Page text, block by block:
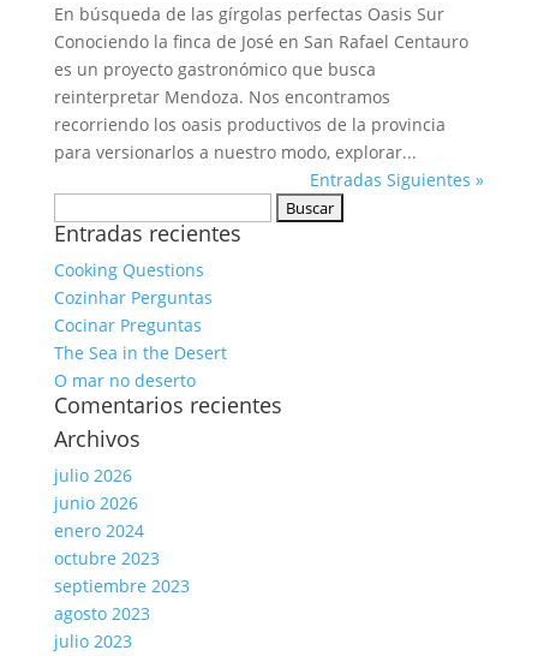
En búsqueda de las gírgolas perfectas Oasis Sur
Conociendo la finca de José en San Rafael Centauro
es un proyecto gastronómico que busca
reinterpretar Mendoza. Nos encontramos
recorriendo los oasis productivos de la provincia
para versionarlos a nuestro modo, explorar...
Entradas Siguientes »
Entradas recientes
Cooking Questions
Cozinhar Perguntas
Cocinar Preguntas
The Sea in the Desert
O mar no deserto
Comentarios recientes
Archivos
julio 2026
junio 2026
enero 2024
octubre 2023
septiembre 2023
agosto 2023
julio 2023